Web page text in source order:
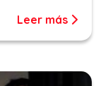
Leer más